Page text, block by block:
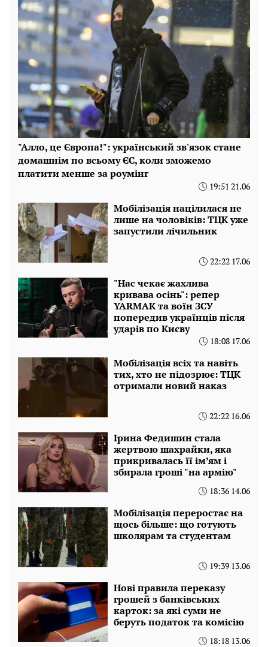
"Алло, це Європа!": український зв'язок стане
домашнім по всьому ЄС, коли зможемо
платити менше за роумінг
19:51 21.06
Мобілізація націлилася не
лише на чоловіків: ТЦК уже
запустили лічильник
22:22 17.06
"Нас чекає жахлива
кривава осінь": репер
YARMAK та воїн ЗСУ
попередив українців після
ударів по Києву
18:08 17.06
Мобілізація всіх та навіть
тих, хто не підозрює: ТЦК
отримали новий наказ
22:22 16.06
Ірина Федишин стала
жертвою шахрайки, яка
прикривалась її ім’ям і
збирала гроші "на армію"
18:36 14.06
Мобілізація переростає на
щось більше: що готують
школярам та студентам
19:39 13.06
Нові правила переказу
грошей з банківських
карток: за які суми не
беруть податок та комісію
18:18 13.06